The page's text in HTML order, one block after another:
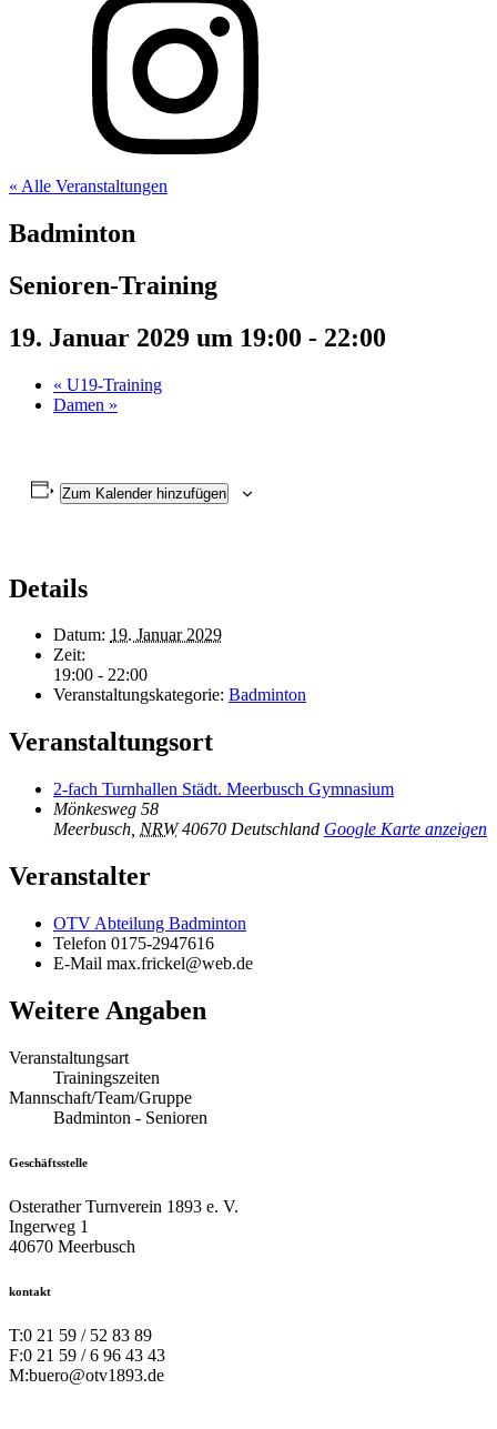
« Alle Veranstaltungen
Badminton
Senioren-Training
19. Januar 2029 um 19:00 - 22:00
« U19-Training
Damen »
Zum Kalender hinzufügen
Details
Datum: 19. Januar 2029
Zeit:
19:00 - 22:00
Veranstaltungskategorie: Badminton
Veranstaltungsort
2-fach Turnhallen Städt. Meerbusch Gymnasium
Mönkesweg 58
Meerbusch NRW 40670 Deutschland Google Karte anzeigen
Veranstalter
OTV Abteilung Badminton
Telefon 0175-2947616
E-Mail max.frickel@web.de
Weitere Angaben
Veranstaltungsart
Trainingszeiten
Mannschaft/Team/Gruppe
Badminton - Senioren
Geschäftsstelle
Osterather Turnverein 1893 e. V.
Ingerweg 1
40670 Meerbusch
kontakt
T:0 21 59 / 52 83 89
F:0 21 59 / 6 96 43 43
M:buero@otv1893.de